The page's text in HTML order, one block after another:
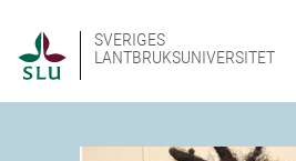
SVERIGES
LANTBRUKSUNIVERSITET